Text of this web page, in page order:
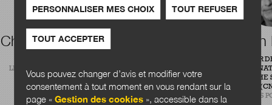
Charles Quansah
LÉGIBASE COLLECTIVITÉS
CONSULTANT EN ÉVALUATION
DE POLITIQUES PUBLIQUES
CABINET PLANÈTE PUBLIQUE
DIRECTEUR
CENTRE
SCIENCES
PERSONNALISER MES CHOIX TOUT REFUSER
TOUT ACCEPTER
Vous pouvez changer d’avis et modifier votre
consentement à tout moment en vous rendant sur la
page « Gestion des cookies», accessible dans la